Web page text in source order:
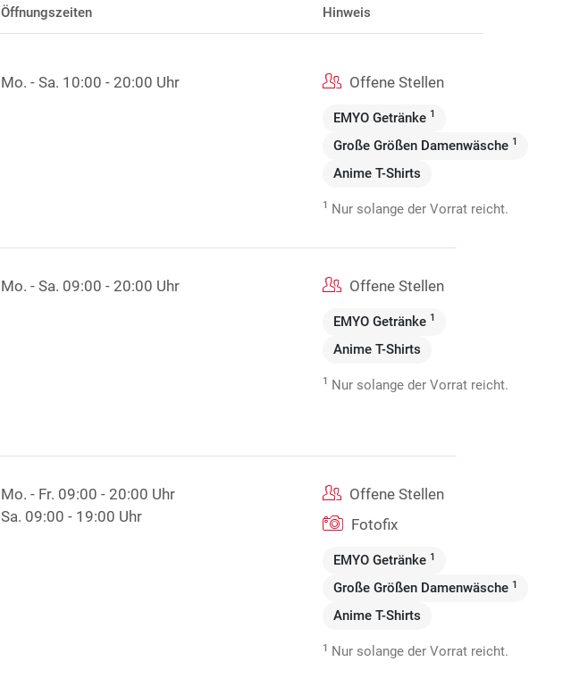
Öffnungszeiten Hinweis
Mo. - Sa. 10:00 - 20:00 Uhr Offene Stellen
EMYO Getränke 1
Große Größen Damenwäsche 1
Anime T-Shirts
1 Nur solange der Vorrat reicht.
Mo. - Sa. 09:00 - 20:00 Uhr Offene Stellen
EMYO Getränke 1
Anime T-Shirts
1 Nur solange der Vorrat reicht.
Mo. - Fr. 09:00 - 20:00 Uhr
Sa. 09:00 - 19:00 Uhr
Offene Stellen
Fotofix
EMYO Getränke 1
Große Größen Damenwäsche 1
Anime T-Shirts
1 Nur solange der Vorrat reicht.